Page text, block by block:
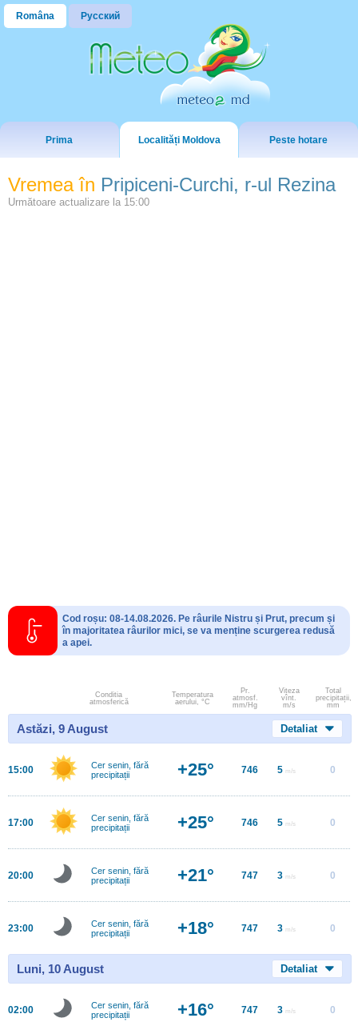
Româna Русский
Prima Localități Moldova Peste hotare
Vremea în Pripiceni-Curchi, r-ul Rezina
Următoare actualizare la 15:00
Cod roșu: 08-14.08.2026. Pe râurile Nistru și Prut, precum și
în majoritatea râurilor mici, se va menține scurgerea redusă
a apei.
Conditia
atmosferică
Temperatura
aerului, °C
Pr.
atmosf.
mm/Hg
Viteza
vînt.
m/s
Total
precipitații,
mm
Astăzi, 9 August Detaliat
15:00
Cer senin, fără
precipitații
+25° 746 5 m/s 0
17:00
Cer senin, fără
precipitații
+25° 746 5 m/s 0
20:00
Cer senin, fără
precipitații
+21° 747 3 m/s 0
23:00
Cer senin, fără
precipitații
+18° 747 3 m/s 0
Luni, 10 August Detaliat
02:00
Cer senin, fără
precipitații
+16° 747 3 m/s 0